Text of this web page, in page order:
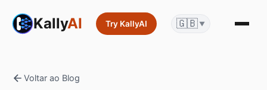
KallyAI Try KallyAI 🇬🇧 ▼
Voltar ao Blog